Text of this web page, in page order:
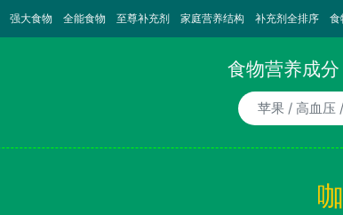
强大食物 全能食物 至尊补充剂 家庭营养结构 补充剂全排序 食
食物营养成
食物/AI食疗诉求/补充剂名称